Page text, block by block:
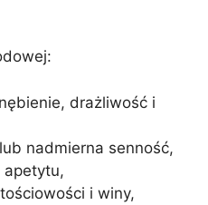
drażliwość i
nadmierna senność,
i winy,